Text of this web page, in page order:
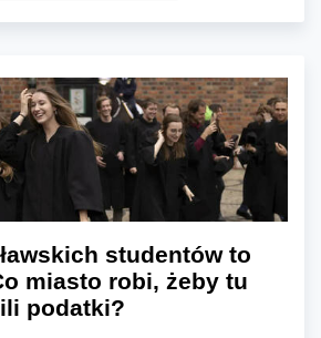
studentów to
miasto robi, żeby tu
podatki?